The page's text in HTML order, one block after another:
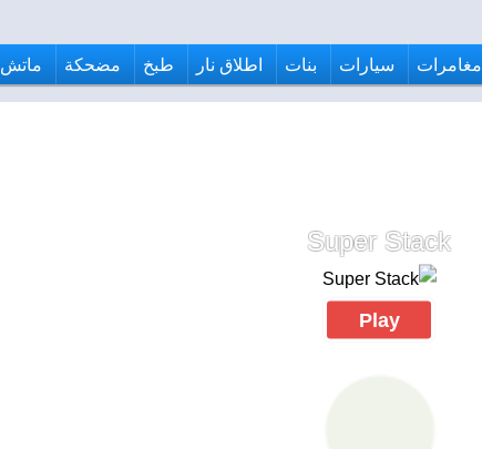
مغامرات سيارات بنات اطلاق نار طبخ مضحكة ماتش 3
Super Stack
Play